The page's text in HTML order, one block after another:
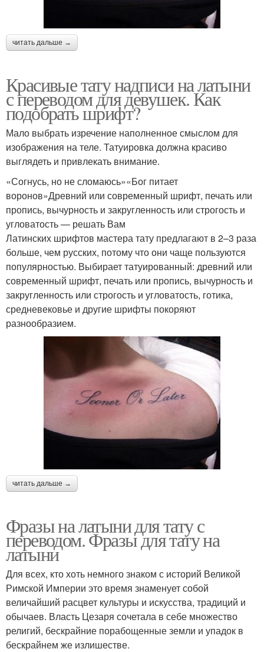
читать дальше →
Красивые тату надписи на латыни
с переводом для девушек. Как
подобрать шрифт?
Мало выбрать изречение наполненное смыслом для
изображения на теле. Татуировка должна красиво
выглядеть и привлекать внимание.
«Согнусь, но не сломаюсь»«Бог питает
воронов»Древний или современный шрифт, печать или
пропись, вычурность и закругленность или строгость и
угловатость — решать Вам
Латинских шрифтов мастера тату предлагают в 2–3 раза
больше, чем русских, потому что они чаще пользуются
популярностью. Выбирает татуированный: древний или
современный шрифт, печать или пропись, вычурность и
закругленность или строгость и угловатость, готика,
средневековье и другие шрифты покоряют
разнообразием.
читать дальше →
Фразы на латыни для тату с
переводом. Фразы для тату на
латыни
Для всех, кто хоть немного знаком с историй Великой
Римской Империи это время знаменует собой
величайший расцвет культуры и искусства, традиций и
обычаев. Власть Цезаря сочетала в себе множество
религий, бескрайние порабощенные земли и упадок в
бескрайнем же излишестве.